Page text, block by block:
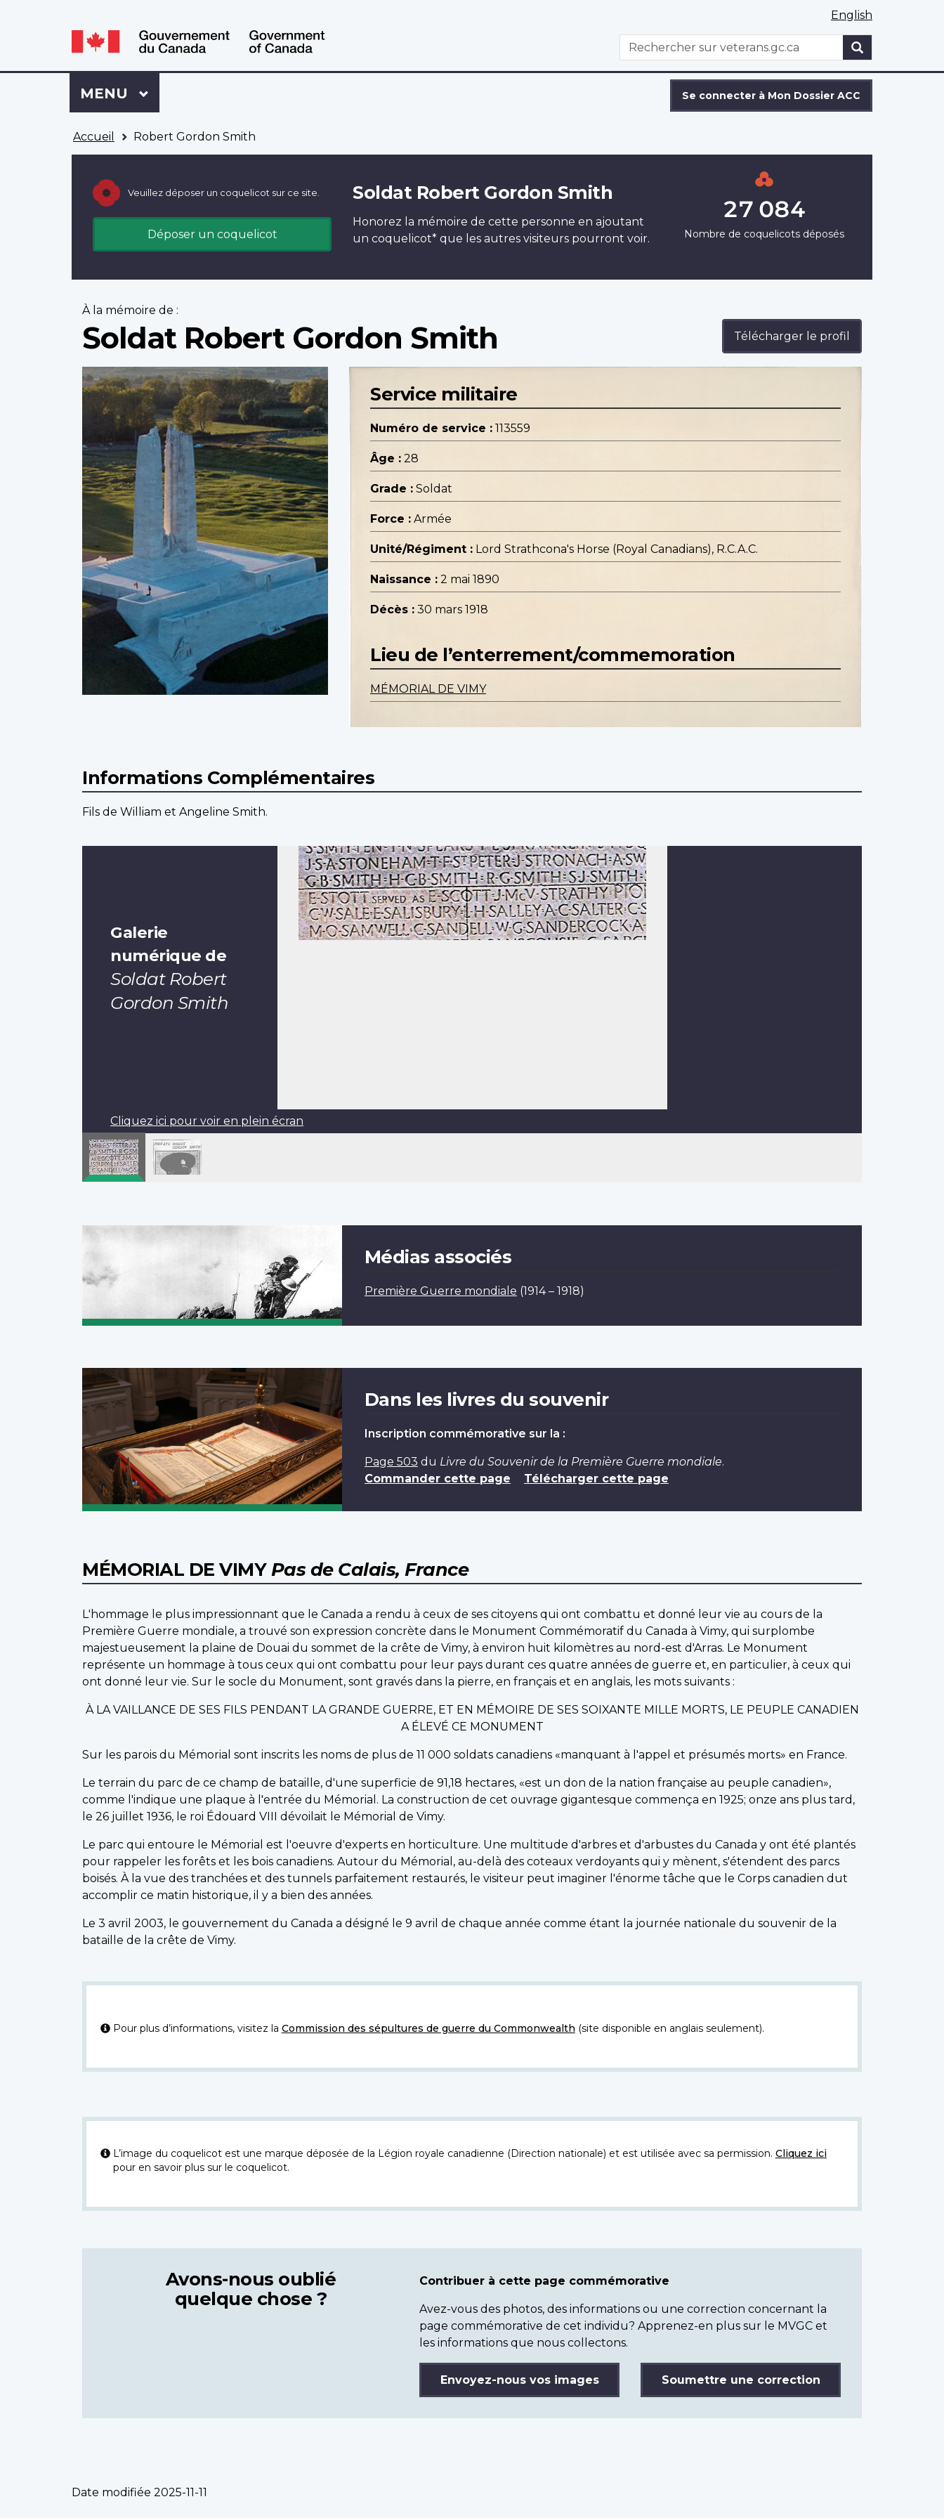
Language
switcher
Language
switcher
English
WxT
Search
Rechercher
Se
connecter
à
Dossier
Se connecter à Mon Dossier ACC
Menu
MENU PRINCIPAL
Accueil Robert Gordon Smith
Veuillez déposer un coquelicot sur ce site.
Déposer un coquelicot
Soldat Robert Gordon Smith
Honorez la mémoire de cette personne en ajoutant
un coquelicot* que les autres visiteurs pourront voir.
27 084
Nombre de coquelicots déposés
À la mémoire de :
Soldat Robert Gordon Smith Télécharger le profil
Profile
image
Service militaire
Numéro de service : 113559
Âge : 28
Grade : Soldat
Force : Armée
Unité/Régiment : Lord Strathcona's Horse (Royal Canadians), R.C.A.C.
Naissance : 2 mai 1890
Décès : 30 mars 1918
Lieu de l’enterrement/commemoration
MÉMORIAL DE VIMY
Informations Complémentaires
Fils de William et Angeline Smith.
Galerie
numérique de
Soldat Robert
Gordon Smith
Cliquez ici pour voir en plein écran
Médias associés
Première Guerre mondiale (1914 – 1918)
Dans les livres du souvenir
Inscription commémorative sur la :
Page 503 du Livre du Souvenir de la Première Guerre mondiale.
Commander cette page
Télécharger cette page
MÉMORIAL DE VIMY Pas de Calais, France
L'hommage le plus impressionnant que le Canada a rendu à ceux de ses citoyens qui ont combattu et donné leur vie au cours de la
Première Guerre mondiale, a trouvé son expression concrète dans le Monument Commémoratif du Canada à Vimy, qui surplombe
majestueusement la plaine de Douai du sommet de la crête de Vimy, à environ huit kilomètres au nord-est d'Arras. Le Monument
représente un hommage à tous ceux qui ont combattu pour leur pays durant ces quatre années de guerre et, en particulier, à ceux qui
ont donné leur vie. Sur le socle du Monument, sont gravés dans la pierre, en français et en anglais, les mots suivants :
À LA VAILLANCE DE SES FILS PENDANT LA GRANDE GUERRE, ET EN MÉMOIRE DE SES SOIXANTE MILLE MORTS, LE PEUPLE CANADIEN
A ÉLEVÉ CE MONUMENT
Sur les parois du Mémorial sont inscrits les noms de plus de 11 000 soldats canadiens «manquant à l'appel et présumés morts» en France.
Le terrain du parc de ce champ de bataille, d'une superficie de 91,18 hectares, «est un don de la nation française au peuple canadien»,
comme l'indique une plaque à l'entrée du Mémorial. La construction de cet ouvrage gigantesque commença en 1925; onze ans plus tard,
le 26 juillet 1936, le roi Édouard VIII dévoilait le Mémorial de Vimy.
Le parc qui entoure le Mémorial est l'oeuvre d'experts en horticulture. Une multitude d'arbres et d'arbustes du Canada y ont été plantés
pour rappeler les forêts et les bois canadiens. Autour du Mémorial, au-delà des coteaux verdoyants qui y mènent, s'étendent des parcs
boisés. À la vue des tranchées et des tunnels parfaitement restaurés, le visiteur peut imaginer l'énorme tâche que le Corps canadien dut
accomplir ce matin historique, il y a bien des années.
Le 3 avril 2003, le gouvernement du Canada a désigné le 9 avril de chaque année comme étant la journée nationale du souvenir de la
bataille de la crête de Vimy.
Pour plus d’informations, visitez la Commission des sépultures de guerre du Commonwealth (site disponible en anglais seulement).
L’image du coquelicot est une marque déposée de la Légion royale canadienne (Direction nationale) et est utilisée avec sa permission. Cliquez ici
pour en savoir plus sur le coquelicot.
Avons-nous oublié
quelque chose ?
Contribuer à cette page commémorative
Avez-vous des photos, des informations ou une correction concernant la
page commémorative de cet individu? Apprenez-en plus sur le MVGC et
les informations que nous collectons.
Envoyez-nous vos images Soumettre une correction
Date modifiée 2025-11-11